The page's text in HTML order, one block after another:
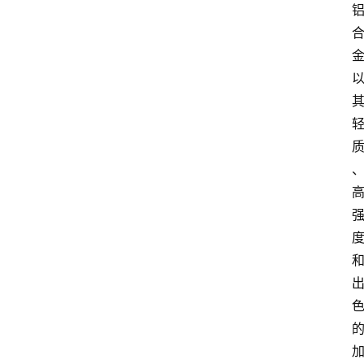
铝
合
金
以
其
轻
质
、
高
强
度
和
出
色
的
加